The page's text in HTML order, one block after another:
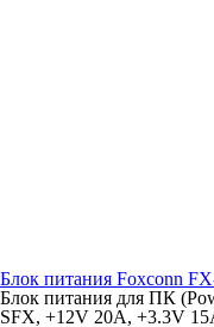
Блок питания Foxconn
Блок питания для ПК
SFX, +12V 20A, +3.3V